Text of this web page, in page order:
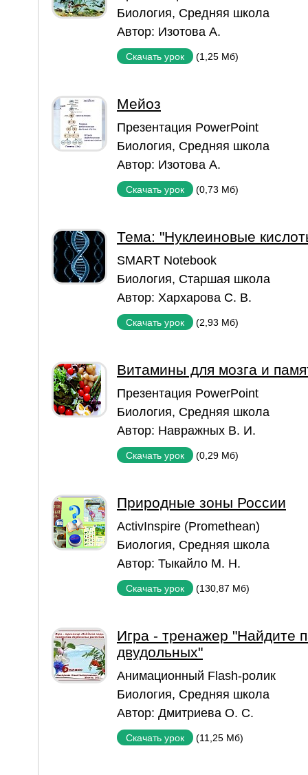
Биология, Средняя школа
Автор: Изотова А.
Скачать урок (1,25 Мб)
Мейоз
Презентация PowerPoint
Биология, Средняя школа
Автор: Изотова А.
Скачать урок (0,73 Мб)
Тема: "Нуклеиновые
SMART Notebook
Биология, Старшая школа
Автор: Хархарова С. В.
Скачать урок (2,93 Мб)
Витамины для мозга и
Презентация PowerPoint
Биология, Средняя школа
Автор: Навражных В. И.
Скачать урок (0,29 Мб)
Природные зоны России
ActivInspire (Promethean)
Биология, Средняя школа
Автор: Тыкайло М. Н.
Скачать урок (130,87 Мб)
Игра - тренажер "Найдите
двудольных"
Aнимационный Flash-ролик
Биология, Средняя школа
Автор: Дмитриева О. С.
Скачать урок (11,25 Мб)